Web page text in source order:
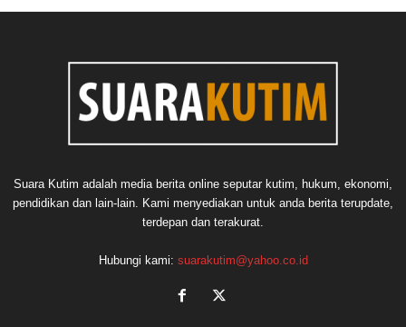
Suara Kutim adalah media berita online seputar kutim, hukum, ekonomi,
pendidikan dan lain-lain. Kami menyediakan untuk anda berita terupdate,
terdepan dan terakurat.
Hubungi kami: suarakutim@yahoo.co.id